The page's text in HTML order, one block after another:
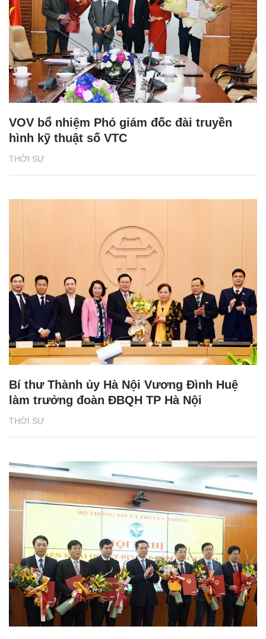
THỜI SỰ
VOV bổ nhiệm Phó giám đốc đài truyền
hình kỹ thuật số VTC
THỜI SỰ
Bí thư Thành ủy Hà Nội Vương Đình Huệ
làm trưởng đoàn ĐBQH TP Hà Nội